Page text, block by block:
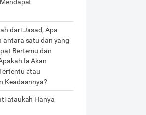
dari Jasad, Apa
antara satu dan yang
Bertemu dan
Ia Akan
atau
Keadaannya?
ataukah Hanya